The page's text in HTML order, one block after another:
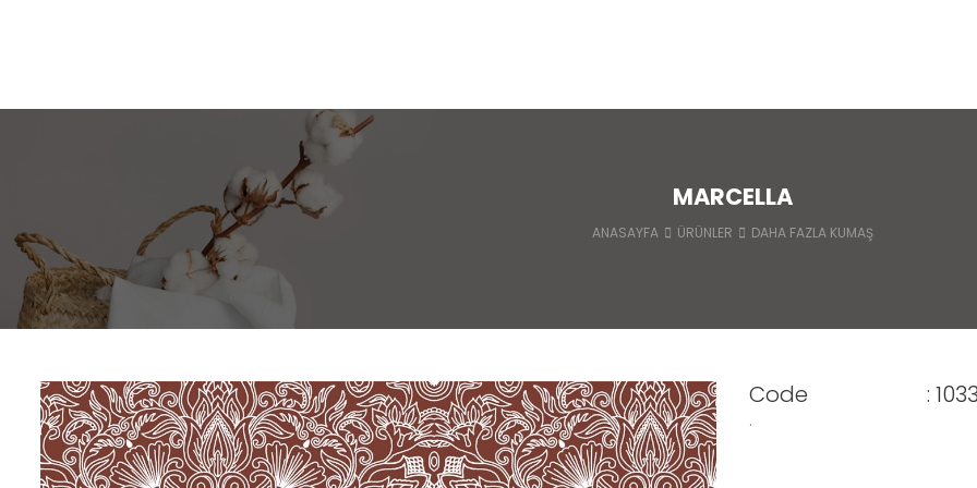
MARCELLA
ANASAYFA ÜRÜNLER DAHA FAZLA KUMAŞ
Code :
.